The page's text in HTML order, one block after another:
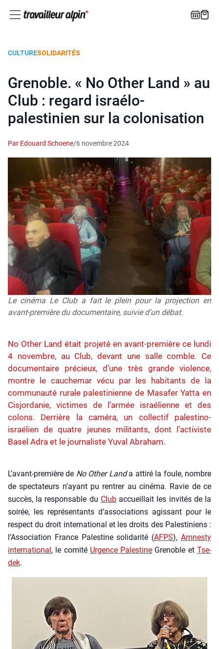
CULTURESOLIDARITÉS
Grenoble. « No Other Land » au
Club : regard israélo-
palestinien sur la colonisation
Par Edouard Schoene/6 novembre 2024
Le cinéma Le Club a fait le plein pour la projection en
avant-première du documentaire, suivie d'un débat.
No Other Land était projeté en avant-première ce lundi
4 novembre, au Club, devant une salle comble. Ce
documentaire précieux, d’une très grande violence,
montre le cauchemar vécu par les habitants de la
communauté rurale palestinienne de Masafer Yatta en
Cisjordanie, victimes de l’armée israélienne et des
colons. Derrière la caméra, un collectif palestino-
israélien de quatre jeunes militants, dont l’activiste
Basel Adra et le journaliste Yuval Abraham.
L’avant-première de No Other Landa atti­ré la foule, nombre
de spec­ta­teurs n’ayant pu ren­trer au ciné­ma. Ravie de ce
suc­cès, la res­pon­sable du Clubaccueillait les invi­tés de la
soi­rée, les repré­sen­tants d’associations agis­sant pour le
res­pect du droit inter­na­tio­nal et les droits des Pales­ti­niens :
l’Association France Pales­tine soli­da­ri­té (AFPS),Amnes­ty
inter­na­tio­nal, le comi­té Urgence Pales­tine Gre­noble etTse­
dek.